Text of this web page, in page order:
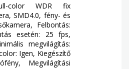
color WDR fix
SMD4.0, fény- és
Felbontás:
esetén: 25 fps,
megvilágítás:
Igen, Kiegészítő
Megvilágítási